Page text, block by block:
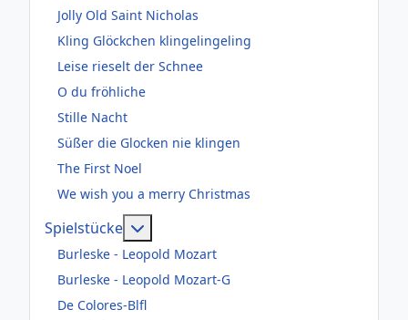
Jolly Old Saint Nicholas
Kling Glöckchen klingelingeling
Leise rieselt der Schnee
O du fröhliche
Stille Nacht
Süßer die Glocken nie klingen
The First Noel
We wish you a merry Christmas
Spielstücke
Burleske - Leopold Mozart
Burleske - Leopold Mozart-G
De Colores-Blfl